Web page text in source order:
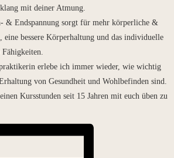
mit deiner Atmung.
& Endspannung sorgt für mehr körperliche &
eine bessere Körperhaltung und das individuelle
erlebe ich immer wieder, wie wichtig
von Gesundheit und Wohlbefinden sind.
Kursstunden seit 15 Jahren mit euch üben zu